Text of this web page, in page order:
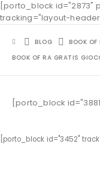
[porto_block id="2873"
tracking="layout-
BLOG
BOOK OF
BOOK OF RA GRATIS
[porto_block
[porto_block id="3452"